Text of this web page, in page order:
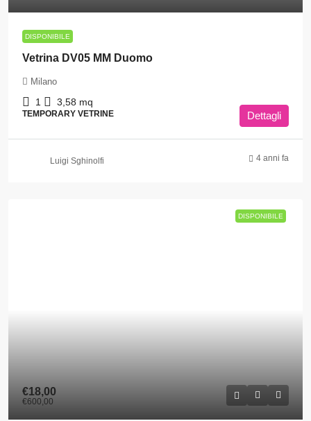
DISPONIBILE
Vetrina DV05 MM Duomo
Milano
1 3,58 mq
TEMPORARY VETRINE Dettagli
Luigi Sghinolfi 4 anni fa
DISPONIBILE
€18,00
€600,00